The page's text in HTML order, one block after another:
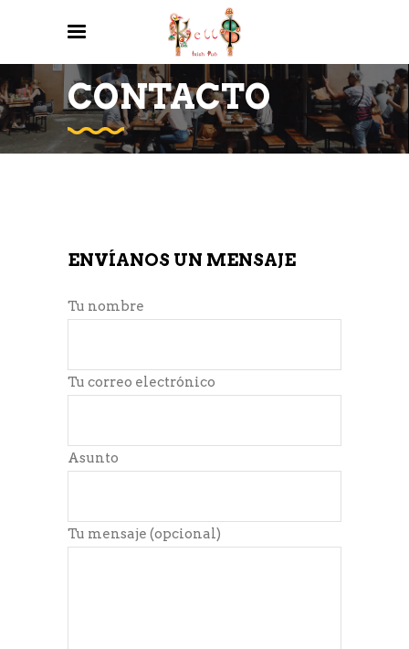
CONTACTO
ENVÍANOS UN MENSAJE
Tu nombre
Tu correo electrónico
Asunto
Tu mensaje (opcional)